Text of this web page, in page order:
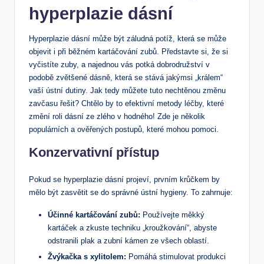
hyperplazie dásní
Hyperplazie dásní může být záludná potíž, která se může
objevit i při běžném kartáčování zubů. Představte si, že si
vyčistíte zuby, a najednou vás potká dobrodružství v
podobě zvětšené dásně, která se stává jakýmsi „králem“
vaší ústní dutiny. Jak tedy můžete tuto nechtěnou změnu
zavčasu řešit? Chtělo by to efektivní metody léčby, které
změní roli dásní ze zlého v hodného! Zde je několik
populárních a ověřených postupů, které mohou pomoci.
Konzervativní přístup
Pokud se hyperplazie dásní projeví, prvním krůčkem by
mělo být zasvětit se do správné ústní hygieny. To zahrnuje:
Účinné kartáčování zubů: Používejte měkký
kartáček a zkuste techniku „kroužkování“, abyste
odstranili plak a zubní kámen ze všech oblastí.
Žvýkačka s xylitolem: Pomáhá stimulovat produkci